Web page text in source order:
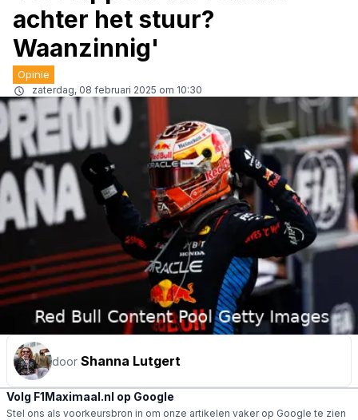
achter het stuur?
Waanzinnig'
Opinie
zaterdag, 08 februari 2025 om 10:30
door Shanna Lutgert
Volg F1Maximaal.nl op Google
Stel ons als voorkeursbron in om onze artikelen vaker op Google te zien